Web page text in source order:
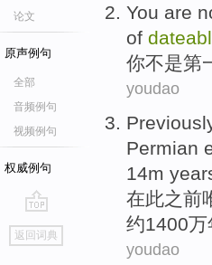
论文
原声例句
全部
音频例句
视频例句
权威例句
go
top
返回词典
You are
of
你不是第
youdao
Permian
14m
在此之前
约1400万
youdao